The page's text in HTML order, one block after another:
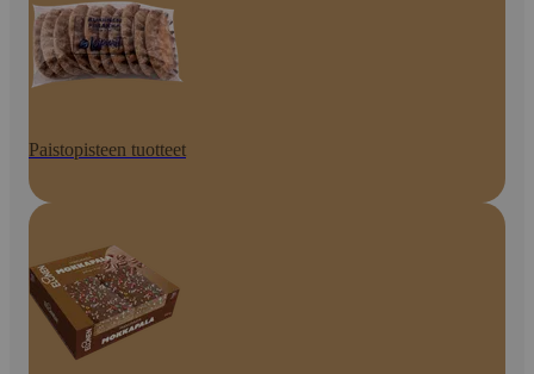
Paistopisteen tuotteet